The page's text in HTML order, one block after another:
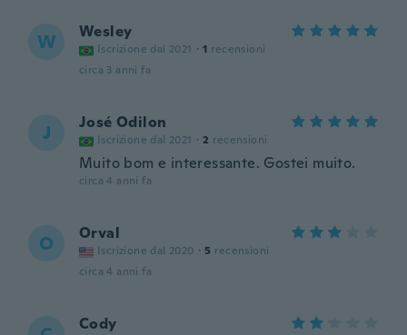
W Wesley
Iscrizione dal 2021 · 1 recensioni
circa 3 anni fa
J José Odilon
Iscrizione dal 2021 · 2 recensioni
Muito bom e interessante. Gostei muito.
circa 4 anni fa
O Orval
Iscrizione dal 2020 · 5 recensioni
circa 4 anni fa
Cody